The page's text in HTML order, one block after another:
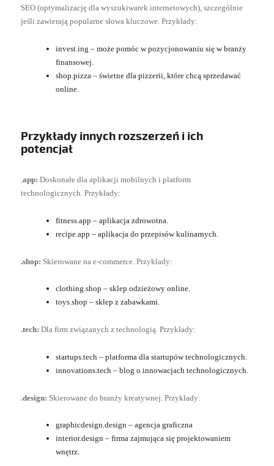
SEO (optymalizację dla wyszukiwarek internetowych), szczególnie
jeśli zawierają popularne słowa kluczowe. Przykłady:
invest.ing – może pomóc w pozycjonowaniu się w branży
finansowej.
shop.pizza – świetne dla pizzerii, które chcą sprzedawać
online.
Przykłady innych rozszerzeń i ich
potencjał
.app:Doskonałe dla aplikacji mobilnych i platform
technologicznych. Przykłady:
fitness.app – aplikacja zdrowotna.
recipe.app – aplikacja do przepisów kulinarnych.
.shop: Skierowane na e-commerce. Przykłady:
clothing.shop – sklep odzieżowy online.
toys.shop – sklep z zabawkami.
.tech:Dla firm związanych z technologią. Przykłady:
startups.tech – platforma dla startupów technologicznych.
innovations.tech – blog o innowacjach technologicznych.
.design: Skierowane do branży kreatywnej. Przykłady:
graphicdesign.design – agencja graficzna
interior.design – firma zajmująca się projektowaniem
wnętrz.